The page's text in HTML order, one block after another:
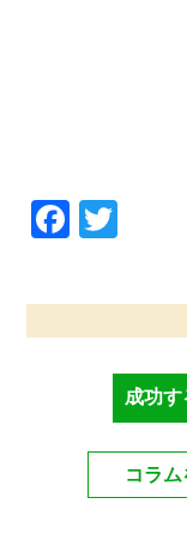
成功
コラ